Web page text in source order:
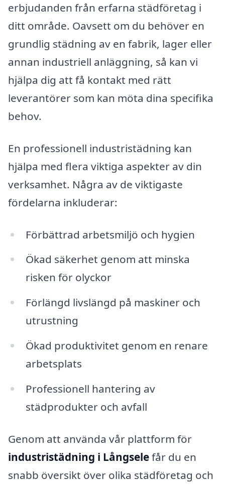
erbjudanden från erfarna städföretag i
ditt område. Oavsett om du behöver en
grundlig städning av en fabrik, lager eller
annan industriell anläggning, så kan vi
hjälpa dig att få kontakt med rätt
leverantörer som kan möta dina specifika
behov.
En professionell industristädning kan
hjälpa med flera viktiga aspekter av din
verksamhet. Några av de viktigaste
fördelarna inkluderar:
Förbättrad arbetsmiljö och hygien
Ökad säkerhet genom att minska
risken för olyckor
Förlängd livslängd på maskiner och
utrustning
Ökad produktivitet genom en renare
arbetsplats
Professionell hantering av
städprodukter och avfall
Genom att använda vår plattform för
industristädning i Långselefår du en
snabb översikt över olika städföretag och